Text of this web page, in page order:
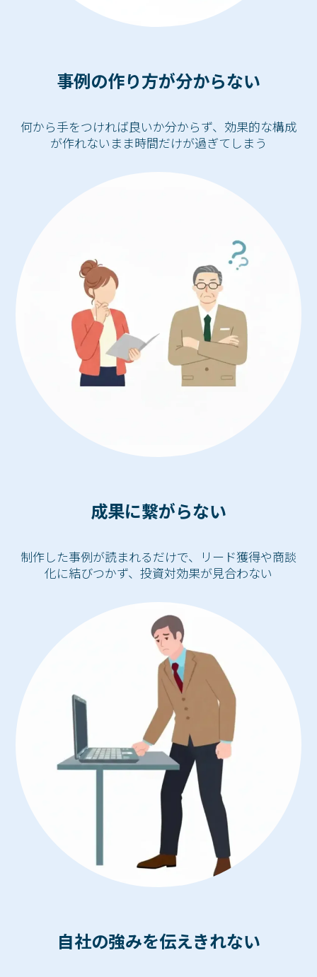
事例の作り方が分からない
何から手をつければ良いか分からず、効果的な構成
が作れないまま時間だけが過ぎてしまう
成果に繋がらない
制作した事例が読まれるだけで、リード獲得や商談
化に結びつかず、投資対効果が見合わない
自社の強みを伝えきれない